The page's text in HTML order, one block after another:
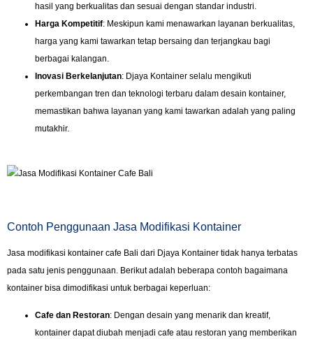
hasil yang berkualitas dan sesuai dengan standar industri.
Harga Kompetitif: Meskipun kami menawarkan layanan berkualitas,
harga yang kami tawarkan tetap bersaing dan terjangkau bagi
berbagai kalangan.
Inovasi Berkelanjutan: Djaya Kontainer selalu mengikuti
perkembangan tren dan teknologi terbaru dalam desain kontainer,
memastikan bahwa layanan yang kami tawarkan adalah yang paling
mutakhir.
Contoh Penggunaan Jasa Modifikasi Kontainer
Jasa modifikasi kontainer cafe Bali dari Djaya Kontainer tidak hanya terbatas
pada satu jenis penggunaan. Berikut adalah beberapa contoh bagaimana
kontainer bisa dimodifikasi untuk berbagai keperluan:
Cafe dan Restoran: Dengan desain yang menarik dan kreatif,
kontainer dapat diubah menjadi cafe atau restoran yang memberikan